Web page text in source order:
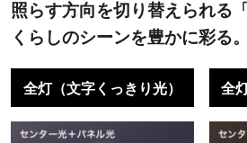
照らす方向を切り替えられる
くらしのシーンを豊かに彩る。
全灯（文字くっきり光） 全